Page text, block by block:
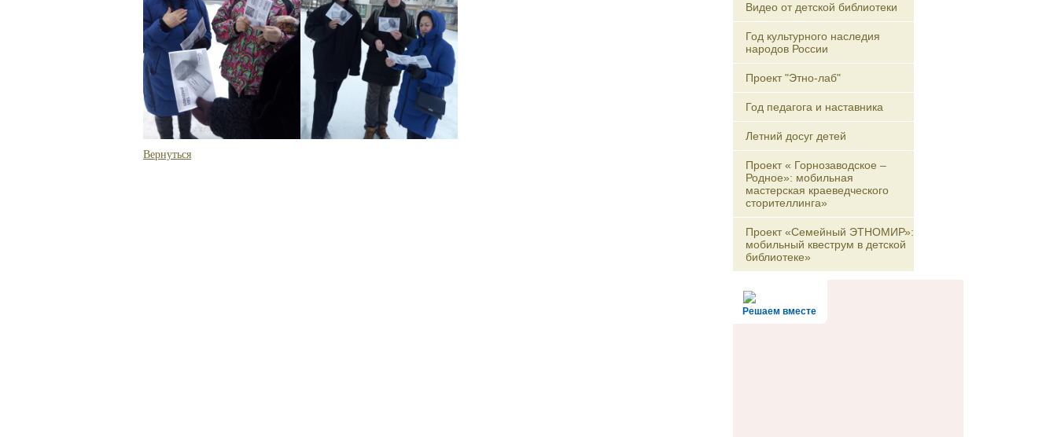
Вернуться
Видео от детской библиотеки
Год культурного наследия
народов России
Проект "Этно-лаб"
Год педагога и наставника
Летний досуг детей
Проект « Горнозаводское –
Родное»: мобильная
мастерская краеведческого
сторителлинга»
Проект «Семейный ЭТНОМИР»:
мобильный квеструм в детской
библиотеке»
Решаем вместе